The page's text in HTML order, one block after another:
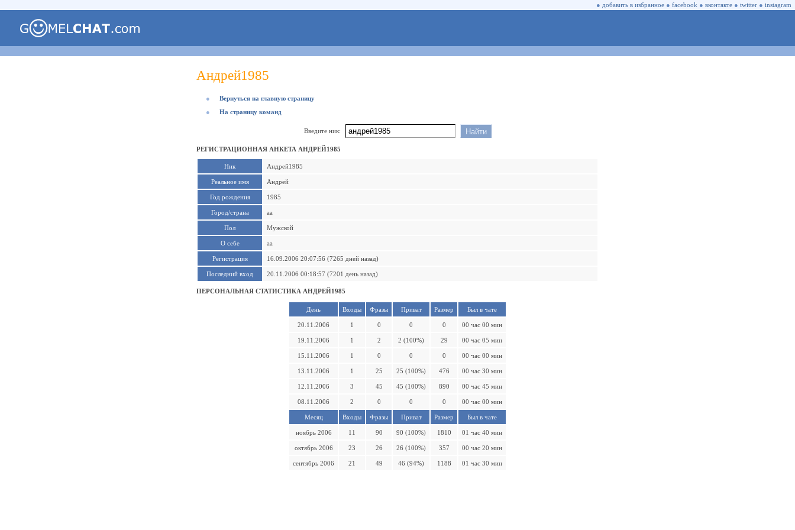
● добавить в избранное ● facebook ● вконтакте ● twitter ● instagram
Андрей1985
●
Вернуться на главную страницу
●
На страницу команд
Введите ник:
РЕГИСТРАЦИОННАЯ АНКЕТА АНДРЕЙ1985
Ник Андрей1985
Реальное имя Андрей
Год рождения 1985
Город/страна аа
Пол Мужской
О себе аа
Регистрация 16.09.2006 20:07:56 (7265 дней назад)
Последний вход 20.11.2006 00:18:57 (7201 день назад)
ПЕРСОНАЛЬНАЯ СТАТИСТИКА АНДРЕЙ1985
День Входы Фразы Приват Размер Был в чате
20.11.2006 1 0 0 0 00 час 00 мин
19.11.2006 1 2 2 (100%) 29 00 час 05 мин
15.11.2006 1 0 0 0 00 час 00 мин
13.11.2006 1 25 25 (100%) 476 00 час 30 мин
12.11.2006 3 45 45 (100%) 890 00 час 45 мин
08.11.2006 2 0 0 0 00 час 00 мин
Месяц Входы Фразы Приват Размер Был в чате
ноябрь 2006 11 90 90 (100%) 1810 01 час 40 мин
октябрь 2006 23 26 26 (100%) 357 00 час 20 мин
сентябрь 2006 21 49 46 (94%) 1188 01 час 30 мин